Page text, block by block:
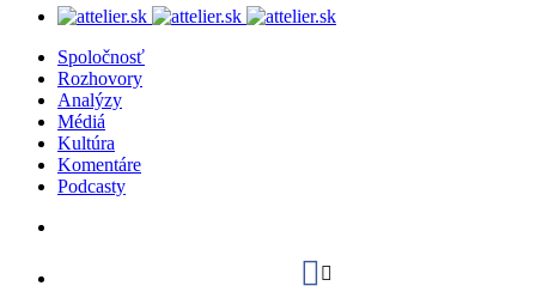
Spoločnosť
Rozhovory
Analýzy
Médiá
Kultúra
Komentáre
Podcasty